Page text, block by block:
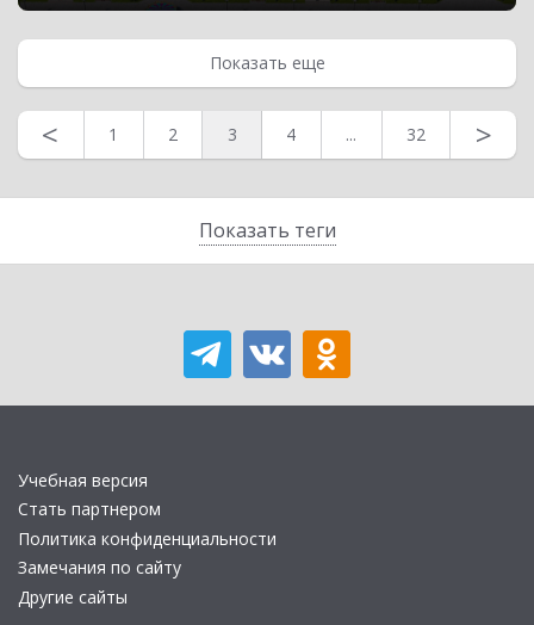
Показать теги
Показать еще
< 1 2 3 4 ... 32 >
Учебная версия
Стать партнером
Политика конфиденциальности
Замечания по сайту
Другие сайты